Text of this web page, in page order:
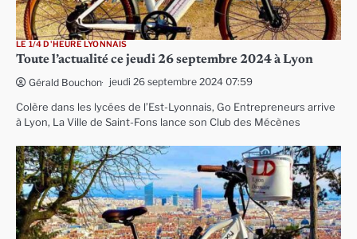
LE 1/4 D'HEURE LYONNAIS
Toute l’actualité ce jeudi 26 septembre 2024 à Lyon
Gérald Bouchon jeudi 26 septembre 2024 07:59
Colère dans les lycées de l’Est-Lyonnais, Go Entrepreneurs arrive
à Lyon, La Ville de Saint-Fons lance son Club des Mécènes